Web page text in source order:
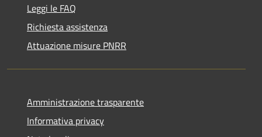
Leggi le FAQ
Richiesta assistenza
Attuazione misure PNRR
Amministrazione trasparente
Informativa privacy